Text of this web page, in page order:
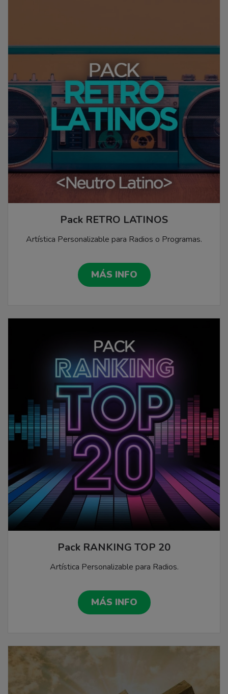
Pack RETRO LATINOS
Artística Personalizable para Radios o Programas.
MÁS INFO
Pack RANKING TOP 20
Artística Personalizable para Radios.
MÁS INFO